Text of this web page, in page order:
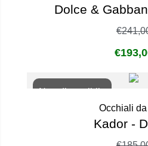
Dolce &
€
€
Non disponibile
Occhiali
Kador -